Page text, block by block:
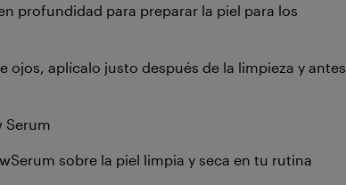
profundidad para preparar la piel para los
ojos, aplícalo justo después de la limpieza y antes
Serum
sobre la piel limpia y seca en tu rutina